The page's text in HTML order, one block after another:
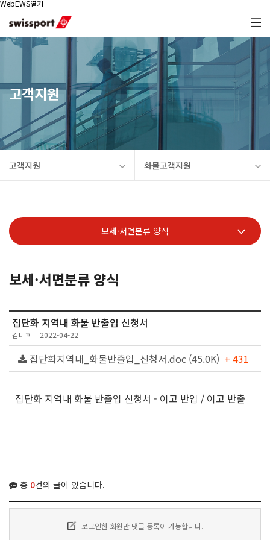
WebEWS열기
고객지원
고객지원 화물고객지원
보세·서면분류 양식
보세·서면분류 양식
집단화 지역내 화물 반출입 신청서
김미희 2022-04-22
집단화지역내_화물반출입_신청서.doc (45.0K) + 431
집단화 지역내 화물 반출입 신청서 - 이고 반입 / 이고 반출
총 0건의 글이 있습니다.
로그인한 회원만 댓글 등록이 가능합니다.